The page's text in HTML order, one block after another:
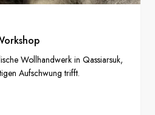
Wollhandwerk in Qassiarsuk,
Aufschwung trifft.